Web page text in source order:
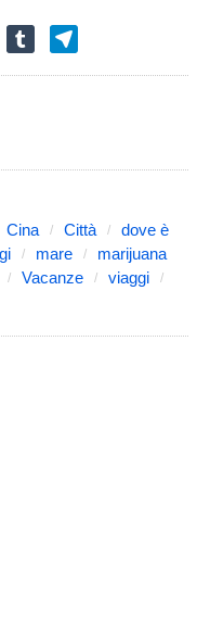
Cina Città
dove è
mare
marijuana
Vacanze
viaggi